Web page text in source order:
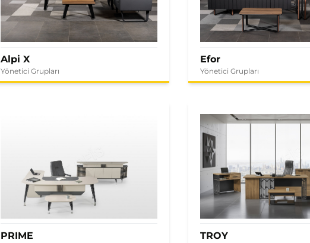
Alpi X
Yönetici Grupları
Efor
Yönetici Grupları
PRIME TROY